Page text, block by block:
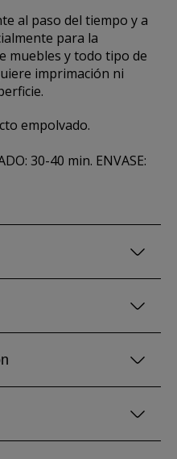
al paso del tiempo y a
para la
muebles y todo tipo de
imprimación ni
empolvado.
30-40 min. ENVASE: